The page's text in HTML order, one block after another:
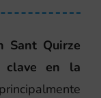
Sant Quirze
clave en la